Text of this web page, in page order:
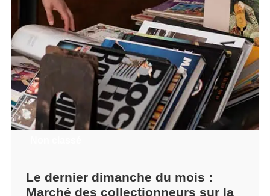
Le dernier dimanche du mois :
Marché des collectionneurs sur la